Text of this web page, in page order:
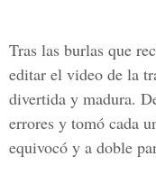
Tras las burlas que
editar el video de la
divertida y madura.
errores y tomó cada
equivocó y a doble